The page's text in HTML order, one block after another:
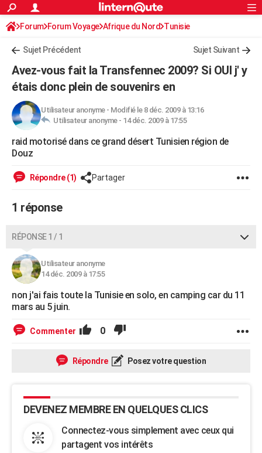
ACTUALITÉS
Politique
Société
Faits Divers
Education
Monde
Villes
+
Programme TV
TNTStreaming
Cinéma
Sorties cinéma
Musique
FINANCE
Retraite
Impôts
Epargne
Immobilier
Risques naturels par ville
Banque
Assurance
Crédit
AUTO
Essais
Réserver un essai
Citadines
Berlines
SUV
Forum auto
HIGH-TECH
Mobiles
Meilleur smartphone
Internet
Ordinateurs
Jeux vidéo
Guide high-tech
BRICOLAGE
Forum
Aménagement intérieur
Extérieur
Cuisine
Salle de bains
Jardinage
Rangement
WEEK-END
Guides de France
Escapades
Patrimoine
Expositions
Musées
Week-end nature
+LIFESTYLE
VOYAGE
Destinations
City break
Voyage nature
Voyage de noces
Forum
Climat
+PHOTO
GUIDES D'ACHAT
BONS PLANS
Carte Bonne année
Carte Saint-Valentin
Carte d'anniversaire
PROGRAMME TV
S'inscrire
Se connecter
Lycées
Collèges
Primaires
Universités
Entreprises
Service militaire
Avis de recherche
AVIS DE DÉCÈS
S'inscrire
Connexion
Forum Forum Voyage Afrique du Nord Tunisie
Sujet Précédent Sujet Suivant
Avez-vous fait la Transfennec 2009? Si OUI j' y
étais donc plein de souvenirs en
Utilisateur anonyme- Modifié le 8 déc. 2009 à 13:16
Utilisateur anonyme - 14 déc. 2009 à 17:55
raid motorisé dans ce grand désert Tunisien région de
Douz
Répondre (1) Partager
1 réponse
RÉPONSE 1 / 1
Utilisateur anonyme
14 déc. 2009 à 17:55
non j'ai fais toute la Tunisie en solo, en camping car du 11
mars au 5 juin.
Commenter 0
Répondre Posez votre question
DEVENEZ MEMBRE EN QUELQUES CLICS
Connectez-vous simplement avec ceux qui
partagent vos intérêts